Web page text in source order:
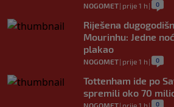
NOGOMET| prije 1 h | 0
Riješena
Mourinhu: Jedne
plakao
NOGOMET| prije 1 h | 0
Tottenham ide po
spremili oko 70
0